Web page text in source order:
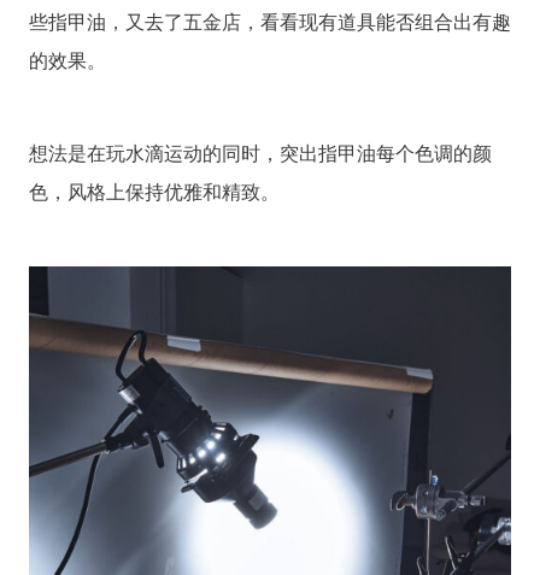
些指甲油，又去了五金店，看看现有道具能否组合出有趣
的效果。
想法是在玩水滴运动的同时，突出指甲油每个色调的颜
色，风格上保持优雅和精致。